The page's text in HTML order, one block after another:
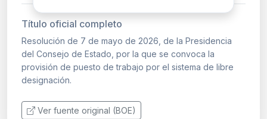
Título oficial completo
Resolución de 7 de mayo de 2026, de la Presidencia
del Consejo de Estado, por la que se convoca la
provisión de puesto de trabajo por el sistema de libre
designación.
Ver fuente original (BOE)